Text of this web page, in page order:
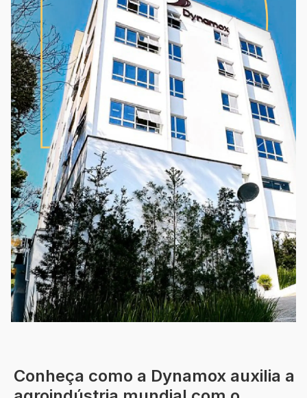
Conheça como a Dynamox auxilia a